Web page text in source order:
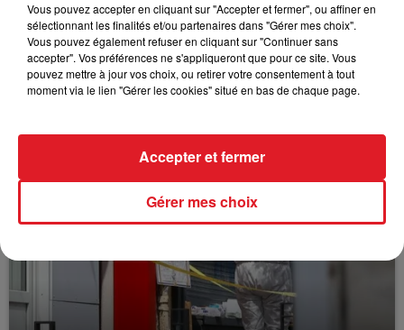
FIL D'ACTUS
Vous pouvez accepter en cliquant sur "Accepter et fermer", ou affiner en
sélectionnant les finalités et/ou partenaires dans "Gérer mes choix".
Vous pouvez également refuser en cliquant sur "Continuer sans
accepter". Vos préférences ne s'appliqueront que pour ce site. Vous
pouvez mettre à jour vos choix, ou retirer votre consentement à tout
moment via le lien "Gérer les cookies" situé en bas de chaque page.
Gérer mes choix
Accepter et fermer